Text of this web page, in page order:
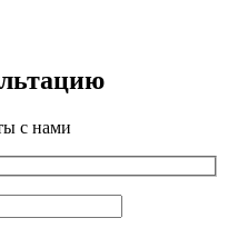
с нами